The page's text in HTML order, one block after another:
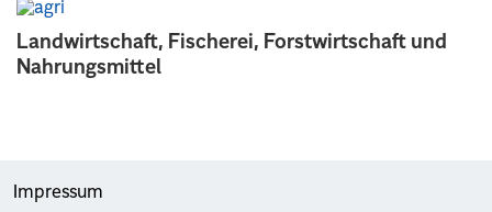
Landwirtschaft, Fischerei, Forstwirtschaft und
Nahrungsmittel
Impressum